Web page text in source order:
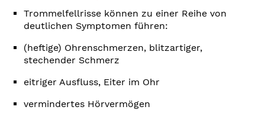
Trommelfellrisse können zu einer Reihe von
deutlichen Symptomen führen:
(heftige) Ohrenschmerzen, blitzartiger,
stechender Schmerz
eitriger Ausfluss, Eiter im Ohr
vermindertes Hörvermögen